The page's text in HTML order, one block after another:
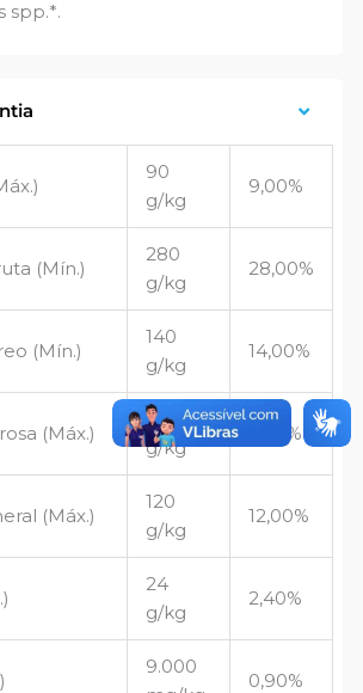
spp.*.
90
g/kg
9,00%
(Mín.)
280
g/kg
28,00%
(Mín.)
140
g/kg
14,00%
(Máx.)
50
g/kg
5,00%
(Máx.)
120
g/kg
12,00%
24
g/kg
2,40%
9.000
0,90%